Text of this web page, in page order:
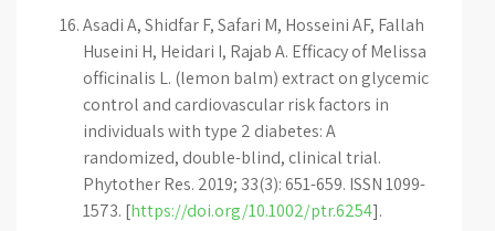
Asadi A, Shidfar F, Safari M, Hosseini AF, Fallah
Huseini H, Heidari I, Rajab A. Efficacy of Melissa
officinalis L. (lemon balm) extract on glycemic
control and cardiovascular risk factors in
individuals with type 2 diabetes: A
randomized, double-blind, clinical trial.
Phytother Res. 2019; 33(3): 651-659. ISSN 1099-
1573. [https://doi.org/10.1002/ptr.6254].